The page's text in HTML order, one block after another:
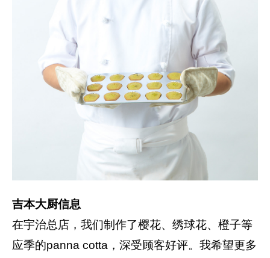
吉本大厨信息
在宇治总店，我们制作了樱花、绣球花、橙子等
应季的panna cotta，深受顾客好评。我希望更多